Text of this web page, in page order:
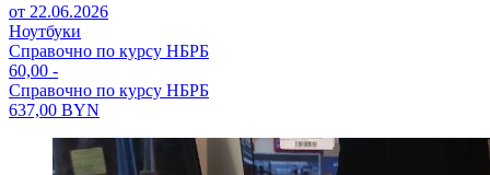
от 22.06.2026
Ноутбуки
Справочно по курсу НБРБ
60,00 -
Справочно по курсу НБРБ
637,00 BYN